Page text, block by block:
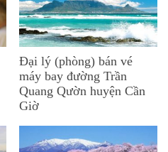
Đại lý (phòng) bán vé
máy bay đường Trần
Quang Qườn huyện Cần
Giờ